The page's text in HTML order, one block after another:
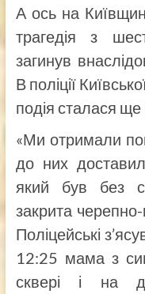
А ось на
трагедія з
загинув
В поліції
подія сталася ще
«Ми отримали
до них
який був без
закрита
Поліцейські
12:25 мама з
сквері і на